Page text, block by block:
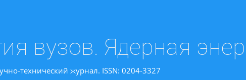
вузов. Ядерная
технический журнал. ISSN: 0204-3327